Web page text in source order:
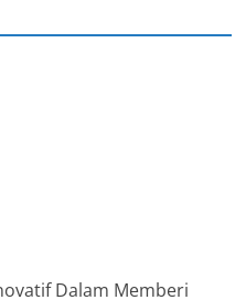
Dalam Memberi